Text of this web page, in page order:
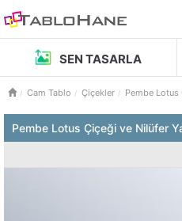
SEN TASARLA
Cam Tablo Çiçekler Pembe Lotus
Pembe Lotus Çiçeği ve Nilüfer